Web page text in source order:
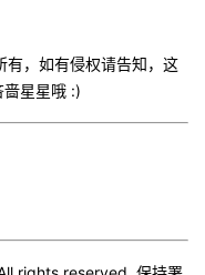
，如有侵权请告知，这
星星哦 :)